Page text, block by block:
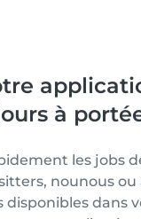
à
les jobs
nounous ou
disponibles dans